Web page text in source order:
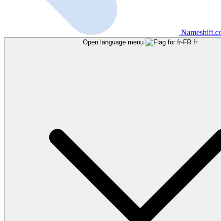
Open language menu fr